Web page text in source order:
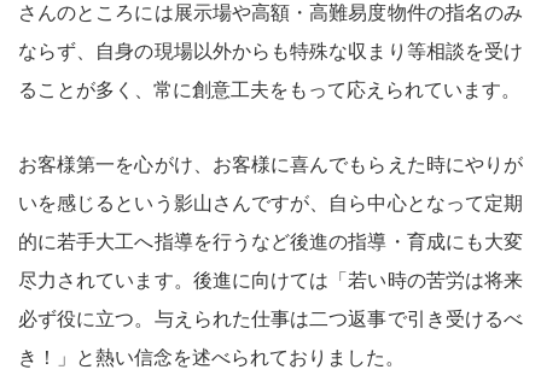
さんのところには展示場や高額・高難易度物件の指名のみ
ならず、自身の現場以外からも特殊な収まり等相談を受け
ることが多く、常に創意工夫をもって応えられています。
お客様第一を心がけ、お客様に喜んでもらえた時にやりが
いを感じるという影山さんですが、自ら中心となって定期
的に若手大工へ指導を行うなど後進の指導・育成にも大変
尽力されています。後進に向けては「若い時の苦労は将来
必ず役に立つ。与えられた仕事は二つ返事で引き受けるべ
き！」と熱い信念を述べられておりました。